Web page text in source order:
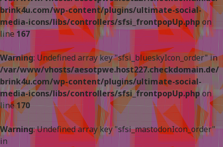
brink4u.com/wp-content/plugins/ultimate-social-
media-icons/libs/controllers/sfsi_frontpopUp.phpon
line167
Warning: Undefined array key "sfsi_blueskyIcon_order" in
/var/www/vhosts/aesotpwe.host227.checkdomain.de/
brink4u.com/wp-content/plugins/ultimate-social-
media-icons/libs/controllers/sfsi_frontpopUp.phpon
line170
Warning: Undefined array key "sfsi_mastodonIcon_order"
in